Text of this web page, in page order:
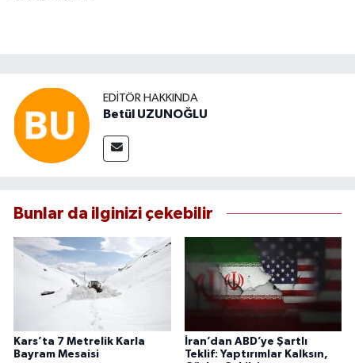
EDITÖR HAKKINDA
Betül UZUNOĞLU
Bunlar da ilginizi çekebilir
Kars’ta 7 Metrelik Karla
Bayram Mesaisi
İran’dan ABD’ye Şartlı
Teklif: Yaptırımlar Kalksın,